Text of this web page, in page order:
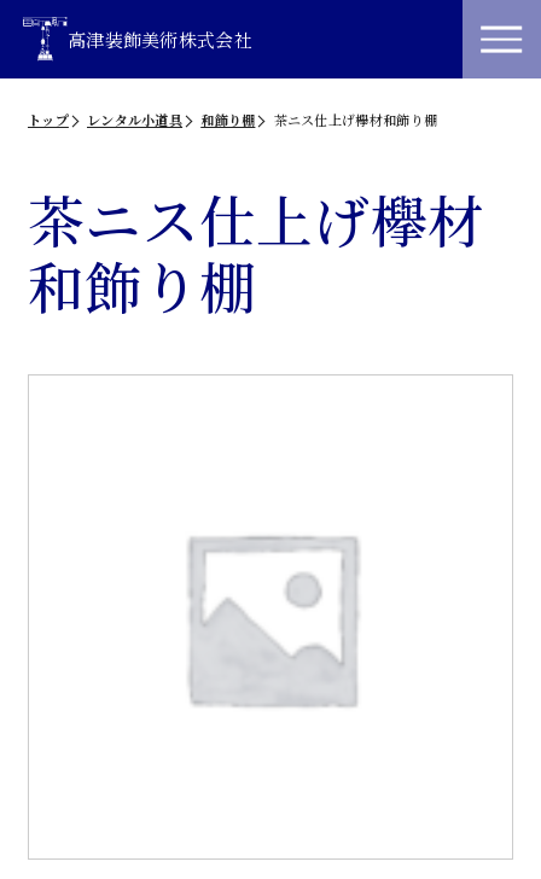
高津装飾美術株式会社
トップ レンタル小道具 和飾り棚 茶ニス仕上げ欅材和飾り棚
茶ニス仕上げ欅材
和飾り棚